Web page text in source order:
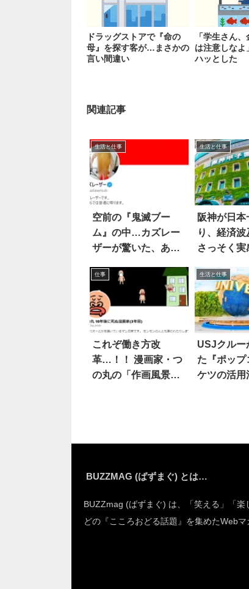
ドラッグストアで『命の
母』を探す客が…まさかの
言い間違い
「学生さん
は注意しなよ
ハッとした
関連記事
生活と仕事
空前の『鬼滅ブー
ム』の中…カズレー
ザーが驚いた、ある
生活と仕事
阪神が日本
り、経済波
さっそく実
仕事
これぞ働き方改
革…！！ 漫画家・つ
の丸の「作画風景」
生活と仕事
USJクルー
た『ポップ
ケツの活
BUZZMAG (ばずまぐ) とは…
BUZZmag (ばずまぐ) は、「笑える」「楽
どの『こころおどる話題』を集めたWebマ